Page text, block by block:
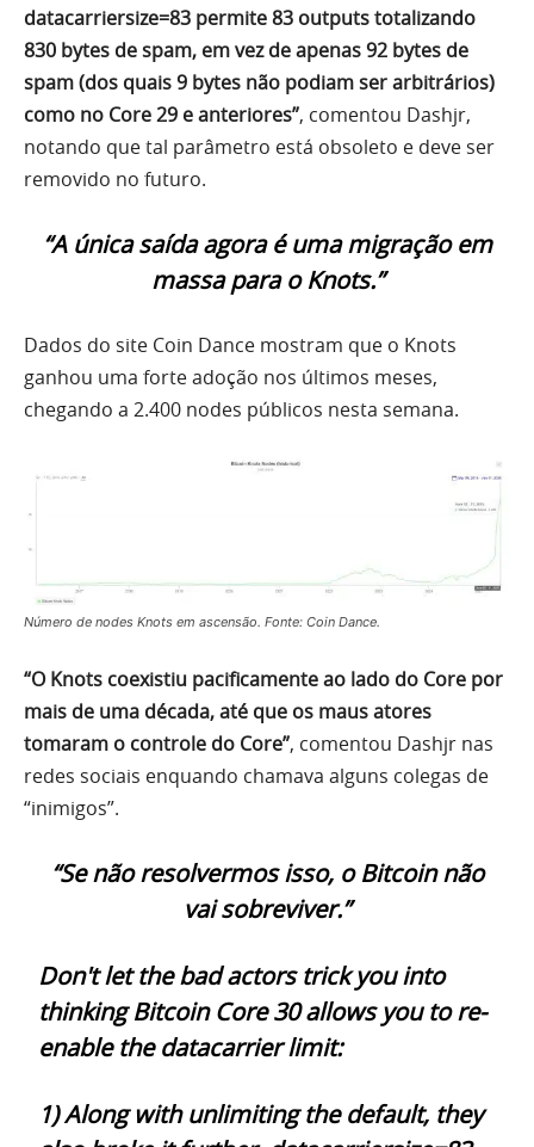
datacarriersize=83 permite 83 outputs totalizando
830 bytes de spam, em vez de apenas 92 bytes de
spam (dos quais 9 bytes não podiam ser arbitrários)
como no Core 29 e anteriores”, comentou Dashjr,
notando que tal parâmetro está obsoleto e deve ser
removido no futuro.
“A única saída agora é uma migração em
massa para o Knots.”
Dados do site Coin Dance mostram que o Knots
ganhou uma forte adoção nos últimos meses,
chegando a 2.400 nodes públicos nesta semana.
Número de nodes Knots em ascensão. Fonte: Coin Dance.
“O Knots coexistiu pacificamente ao lado do Core por
mais de uma década, até que os maus atores
tomaram o controle do Core”, comentou Dashjr nas
redes sociais enquando chamava alguns colegas de
“inimigos”.
“Se não resolvermos isso, o Bitcoin não
vai sobreviver.”
Don't let the bad actors trick you into
thinking Bitcoin Core 30 allows you to re-
enable the datacarrier limit:
1) Along with unlimiting the default, they